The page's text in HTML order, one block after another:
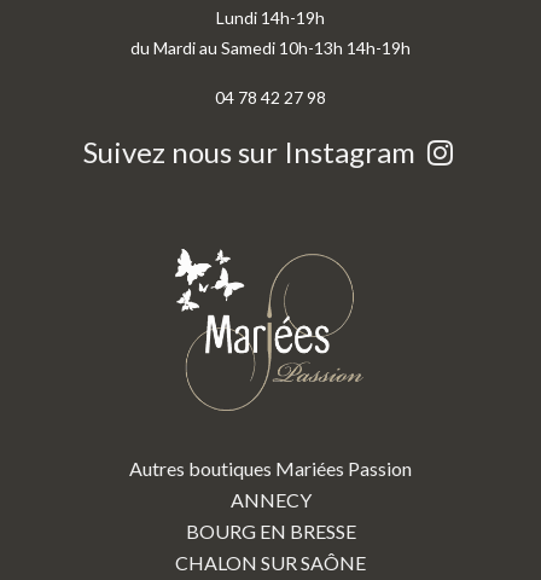
Lundi 14h-19h
du Mardi au Samedi 10h-13h 14h-19h
04 78 42 27 98
Suivez nous sur Instagram
Autres boutiques Mariées Passion
ANNECY
BOURG EN BRESSE
CHALON SUR SAÔNE